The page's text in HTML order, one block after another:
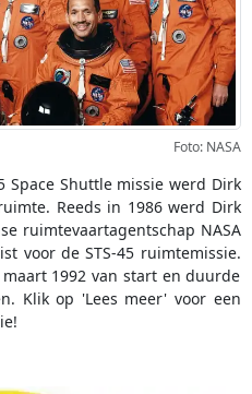
Foto: NASA
Space Shuttle missie werd Dirk
Reeds in 1986 werd Dirk
ruimtevaartagentschap NASA
voor de STS-45 ruimtemissie.
1992 van start en duurde
Klik op 'Lees meer' voor een